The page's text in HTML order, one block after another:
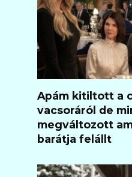
Apám kitiltott a
vacsoráról de
megváltozott
barátja felállt